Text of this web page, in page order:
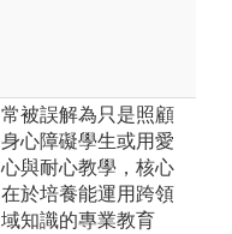
常被誤解為只是照顧
身心障礙學生或用愛
心與耐心教學，核心
在於培養能運用跨領
域知識的專業教育